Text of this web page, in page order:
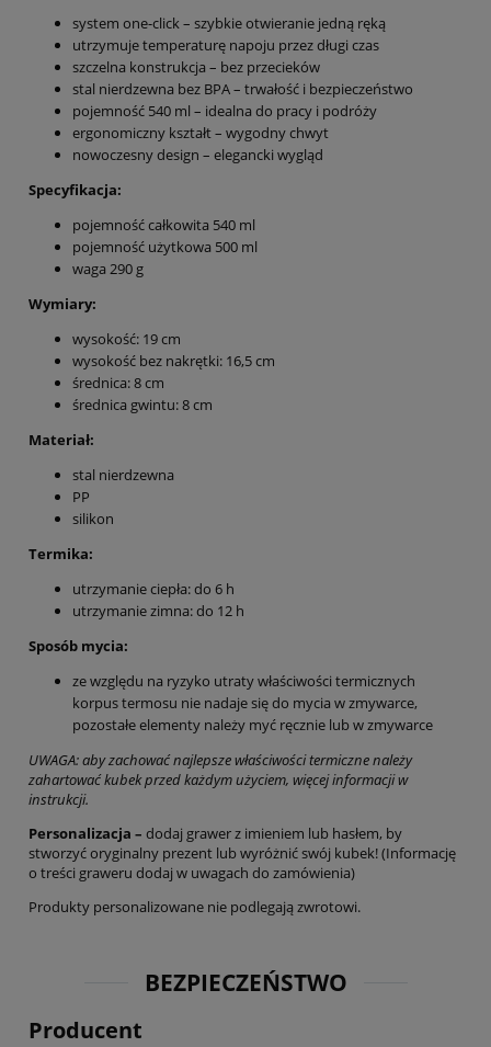
system one-click – szybkie otwieranie jedną ręką
utrzymuje temperaturę napoju przez długi czas
szczelna konstrukcja – bez przecieków
stal nierdzewna bez BPA – trwałość i bezpieczeństwo
pojemność 540 ml – idealna do pracy i podróży
ergonomiczny kształt – wygodny chwyt
nowoczesny design – elegancki wygląd
Specyfikacja:
pojemność całkowita 540 ml
pojemność użytkowa 500 ml
waga 290 g
Wymiary:
wysokość: 19 cm
wysokość bez nakrętki: 16,5 cm
średnica: 8 cm
średnica gwintu: 8 cm
Materiał:
stal nierdzewna
PP
silikon
Termika:
utrzymanie ciepła: do 6 h
utrzymanie zimna: do 12 h
Sposób mycia:
ze względu na ryzyko utraty właściwości termicznych
korpus termosu nie nadaje się do mycia w zmywarce,
pozostałe elementy należy myć ręcznie lub w zmywarce
UWAGA: aby zachować najlepsze właściwości termiczne należy
zahartować kubek przed każdym użyciem, więcej informacji w
instrukcji.
Personalizacja – dodaj grawer z imieniem lub hasłem, by
stworzyć oryginalny prezent lub wyróżnić swój kubek! (Informację
o treści graweru dodaj w uwagach do zamówienia)
Produkty personalizowane nie podlegają zwrotowi.
BEZPIECZEŃSTWO
Producent